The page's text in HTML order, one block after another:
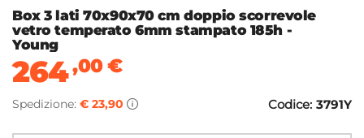
Box 3 lati 70x90x70 cm doppio scorrevole
vetro temperato 6mm stampato 185h -
Young
264,00€
Spedizione: € 23,90 Codice: 3791Y